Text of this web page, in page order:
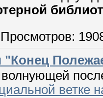
Просмотров:
ветке